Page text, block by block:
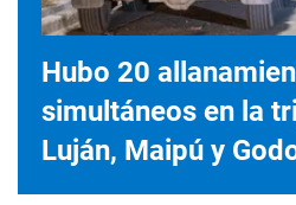
Hubo 20
simultáneos en la
Luján, Maipú y